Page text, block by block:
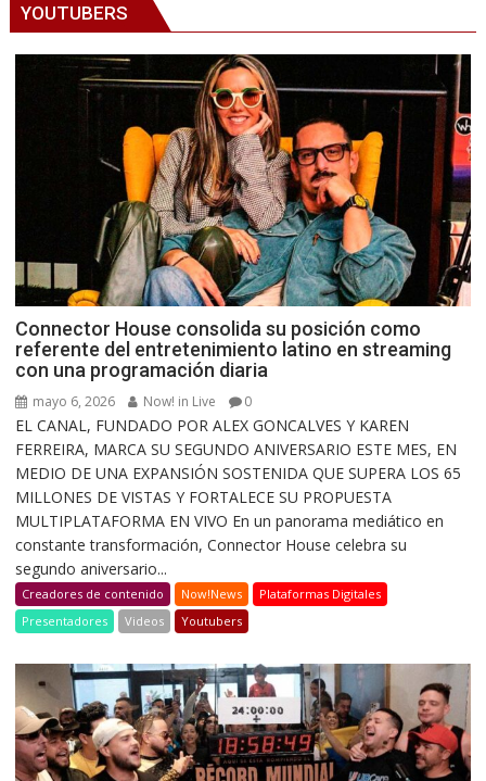
YOUTUBERS
Connector House consolida su posición como
referente del entretenimiento latino en streaming
con una programación diaria
mayo 6, 2026 Now! in Live 0
EL CANAL, FUNDADO POR ALEX GONCALVES Y KAREN
FERREIRA, MARCA SU SEGUNDO ANIVERSARIO ESTE MES, EN
MEDIO DE UNA EXPANSIÓN SOSTENIDA QUE SUPERA LOS 65
MILLONES DE VISTAS Y FORTALECE SU PROPUESTA
MULTIPLATAFORMA EN VIVO En un panorama mediático en
constante transformación, Connector House celebra su
segundo aniversario...
Creadores de contenido Now!News
Plataformas Digitales
Presentadores
Videos Youtubers